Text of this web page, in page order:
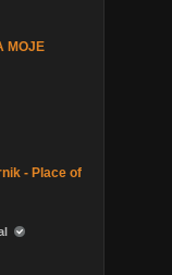
MOJE
- Place of